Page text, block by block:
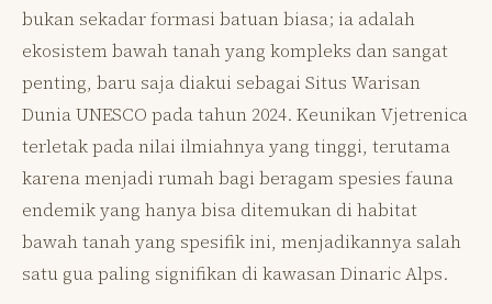
bukan sekadar formasi batuan biasa; ia adalah
ekosistem bawah tanah yang kompleks dan sangat
penting, baru saja diakui sebagai Situs Warisan
Dunia UNESCO pada tahun 2024. Keunikan Vjetrenica
terletak pada nilai ilmiahnya yang tinggi, terutama
karena menjadi rumah bagi beragam spesies fauna
endemik yang hanya bisa ditemukan di habitat
bawah tanah yang spesifik ini, menjadikannya salah
satu gua paling signifikan di kawasan Dinaric Alps.